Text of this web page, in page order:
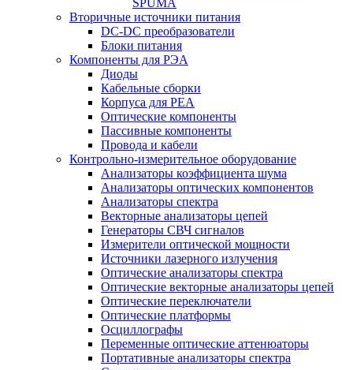
SPUMA
Вторичные источники питания
DC-DC преобразователи
Блоки питания
Компоненты для РЭА
Диоды
Кабельные сборки
Корпуса для РЕА
Оптические компоненты
Пассивные компоненты
Провода и кабели
Контрольно-измерительное оборудование
Анализаторы коэффициента шума
Анализаторы оптических компонентов
Анализаторы спектра
Векторные анализаторы цепей
Генераторы СВЧ сигналов
Измерители оптической мощности
Источники лазерного излучения
Оптические анализаторы спектра
Оптические векторные анализаторы цепей
Оптические переключатели
Оптические платформы
Осциллографы
Переменные оптические аттенюаторы
Портативные анализаторы спектра